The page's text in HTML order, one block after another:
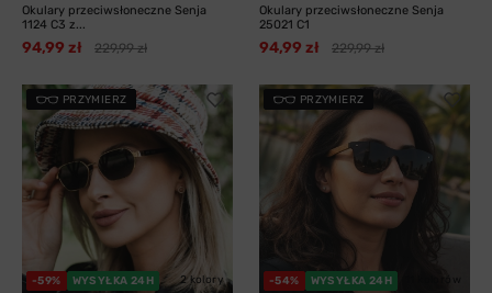
Okulary przeciwsłoneczne Senja
1124 C3 z...
94,99 zł 229,99 zł
Okulary przeciwsłoneczne Senja
25021 C1
94,99 zł 229,99 zł
PRZYMIERZ
-59% WYSYŁKA 24H 2 kolory
PRZYMIERZ
-54% WYSYŁKA 24H